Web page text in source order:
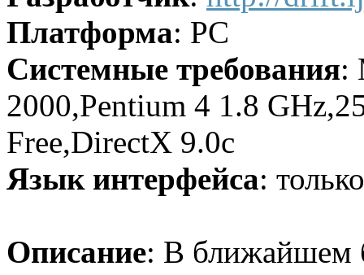
Платформа: PC
Системные требования:
2000,Pentium 4 1.8
Free,DirectX 9.0c
Язык интерфейса:
Описание: В ближайшем